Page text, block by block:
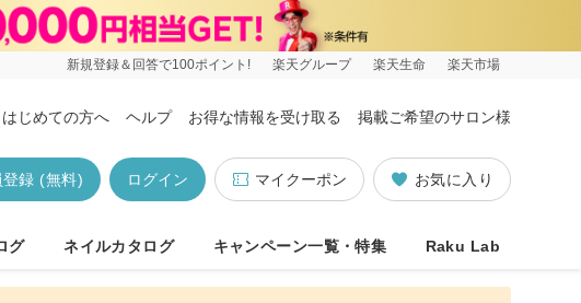
新規登録＆回答で100ポイント! 楽天グループ 楽天生命 楽天市場
はじめての方へ ヘルプ お得な情報を受け取る 掲載ご希望のサロン様
お気に入り
マイクーポン
ログイン
登録 (無料)
グ ネイルカタログ キャンペーン一覧・特集 Raku Lab